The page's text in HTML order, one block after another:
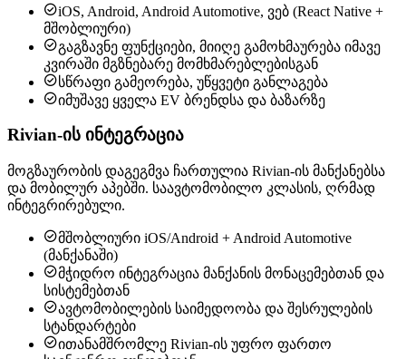
iOS, Android, Android Automotive, ვებ (React Native +
მშობლიური)
გაგზავნე ფუნქციები, მიიღე გამოხმაურება იმავე
კვირაში მგზნებარე მომხმარებლებისგან
სწრაფი გამეორება, უწყვეტი განლაგება
იმუშავე ყველა EV ბრენდსა და ბაზარზე
Rivian-ის ინტეგრაცია
მოგზაურობის დაგეგმვა ჩართულია Rivian-ის მანქანებსა
და მობილურ აპებში. საავტომობილო კლასის, ღრმად
ინტეგრირებული.
მშობლიური iOS/Android + Android Automotive
(მანქანაში)
მჭიდრო ინტეგრაცია მანქანის მონაცემებთან და
სისტემებთან
ავტომობილების საიმედოობა და შესრულების
სტანდარტები
ითანამშრომლე Rivian-ის უფრო ფართო